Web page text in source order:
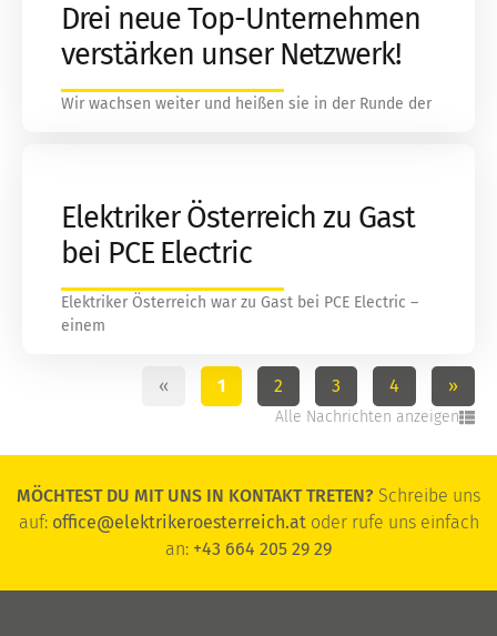
Drei neue Top-Unternehmen
verstärken unser Netzwerk!
Wir wachsen weiter und heißen sie in der Runde der
Elektriker Österreich zu Gast
bei PCE Electric
Elektriker Österreich war zu Gast bei PCE Electric –
einem
« 1 2 3 4 »
Alle Nachrichten anzeigen
MÖCHTEST DU MIT UNS IN KONTAKT TRETEN? Schreibe uns
auf: office@elektrikeroesterreich.atoder rufe uns einfach
an: +43 664 205 29 29